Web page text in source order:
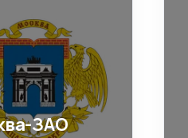
ЗАО